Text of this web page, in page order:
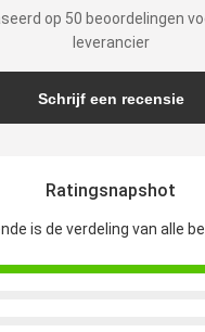
op 50 beoordelingen
leverancier
Schrijf een recensie
Ratingsnapshot
is de verdeling van alle